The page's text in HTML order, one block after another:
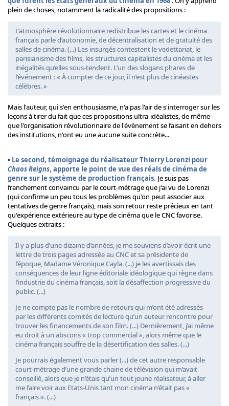
plein de choses, notamment la radicalité des propositions :
L’atmosphère révolutionnaire redistribue les cartes et le cinéma
français parle d’autonomie, de décentralisation et de gratuité des
salles de cinéma. (...) Les insurgés contestent le vedettariat, le
parisianisme des films, les structures capitalistes du cinéma et les
inégalités qu’elles sous-tendent. L’un des slogans phares de
l’événement : « À compter de ce jour, il n’est plus de cinéastes
célèbres. »
Mais l'auteur, qui s'en enthousiasme, n'a pas l'air de s'interroger sur les
leçons à tirer du fait que ces propositions ultra-idéalistes, de même
que l'organisation révolutionnaire de l'évènement se faisant en dehors
des institutions, n'ont eu une aucune suite concrète...
• Le second, témoignage du réalisateur Thierry Lorenzi pour
Chaos Reigns, apporte le point de vue des réals de cinéma de
genre sur le système de production français. Je suis pas
franchement convaincu par le court-métrage que j'ai vu de Lorenzi
(qui confirme un peu tous les problèmes qu'on peut associer aux
tentatives de genre français), mais son retour reste précieux en tant
qu'expérience extérieure au type de cinéma que le CNC favorise.
Quelques extraits :
Il y a plus d’une dizaine d’années, je me souviens d’avoir écrit une
lettre de trois pages adressée au CNC et sa présidente de
l’époque, Madame Véronique Cayla. (...) je les avertissais des
conséquences de leur ligne éditoriale idéologique qui règne dans
l’industrie du cinéma français, soit la désaffection progressive du
public. (...)
Je ne compte pas le nombre de retours qui m’ont été adressés
par les différents comités de lecture qu’un auteur rencontre pour
trouver les financements de son film. (...) Dernièrement, j’ai même
eu droit à un abscons « trop commercial », alors même que le
cinéma français souffre de la désertification des salles. (...)
Je pourrais également vous parler (...) de cet autre responsable
court-métrage d’une grande chaine de télévision qui m’avait
conseillé, alors que je n’étais qu’un tout jeune réalisateur, à aller
me faire voir aux Etats-Unis tant mon cinéma n’était pas «
français ». (...)